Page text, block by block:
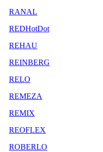
RANAL
REDHotDot
REHAU
REINBERG
RELO
REMEZA
REMIX
REOFLEX
ROBERLO